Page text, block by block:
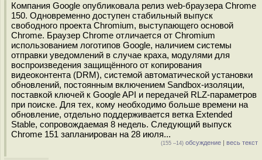
Компания Google опубликовала релиз web-браузера Chrome
150. Одновременно доступен стабильный выпуск
свободного проекта Chromium, выступающего основой
Chrome. Браузер Chrome отличается от Chromium
использованием логотипов Google, наличием системы
отправки уведомлений в случае краха, модулями для
воспроизведения защищённого от копирования
видеоконтента (DRM), системой автоматической установки
обновлений, постоянным включением Sandbox-изоляции,
поставкой ключей к Google API и передачей RLZ-параметров
при поиске. Для тех, кому необходимо больше времени на
обновление, отдельно поддерживается ветка Extended
Stable, сопровождаемая 8 недель. Следующий выпуск
Chrome 151 запланирован на 28 июля...
(155 –14) обсуждение | весь текст